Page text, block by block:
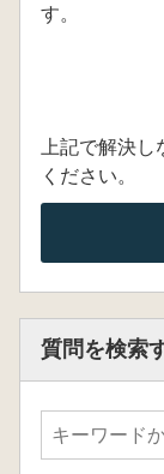
す。
上記で解決
ください。
質問を検索